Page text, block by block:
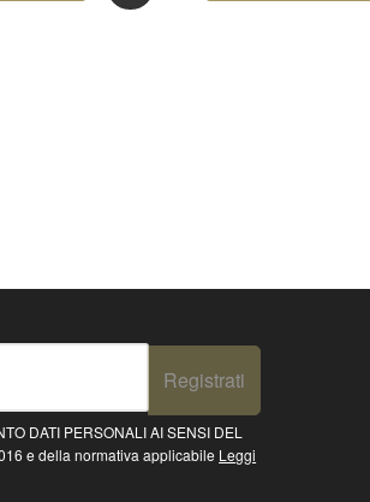
Registrati
DATI PERSONALI AI SENSI DEL
e della normativa applicabile Leggi